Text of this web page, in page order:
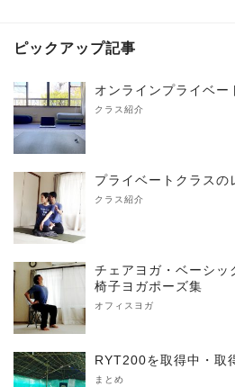
ピックアップ記事
オンラインプライベー
クラス紹介
プライベートクラスの
クラス紹介
チェアヨガ・ベーシッ
椅子ヨガポーズ集
オフィスヨガ
RYT200を取得中・取
まとめ